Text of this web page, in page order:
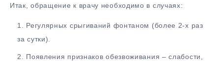
Итак, обращение к врачу необходимо в случаях:
Регулярных срыгиваний фонтаном (более 2-х раз
за сутки).
Появления признаков обезвоживания – слабости,